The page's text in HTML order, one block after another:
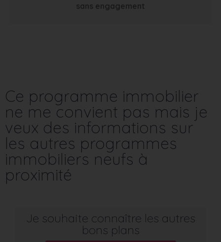
sans engagement
Ce programme immobilier
ne me convient pas mais je
veux des informations sur
les autres programmes
immobiliers neufs à
proximité
Je souhaite connaître les autres
bons plans